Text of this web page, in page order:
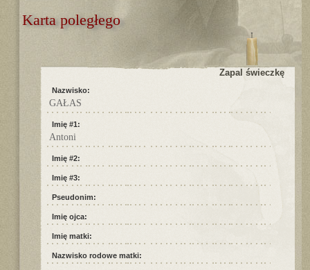
Karta poległego
Zapal świeczkę
Nazwisko:
GAŁAS
Imię #1:
Antoni
Imię #2:
Imię #3:
Pseudonim:
Imię ojca:
Imię matki:
Nazwisko rodowe matki: